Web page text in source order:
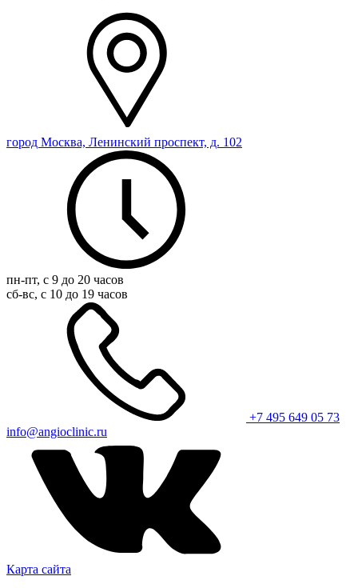
город Москва, Ленинский проспект, д. 102
пн-пт, с 9 до 20 часов
сб-вс, с 10 до 19 часов
+7 495 649 05 73
info@angioclinic.ru
Карта сайта